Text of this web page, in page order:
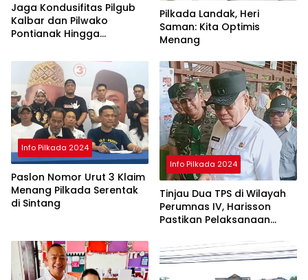
Jaga Kondusifitas Pilgub
Kalbar dan Pilwako
Pontianak Hingga
Selesai
Pilkada Landak, Heri
Saman: Kita Optimis
Menang
Info Pilkada 2024
Paslon Nomor Urut 3 Klaim
Menang Pilkada Serentak
di Sintang
Info Pilkada 2024
Tinjau Dua TPS di Wilayah
Perumnas IV, Harisson
Pastikan Pelaksanaan
Aman